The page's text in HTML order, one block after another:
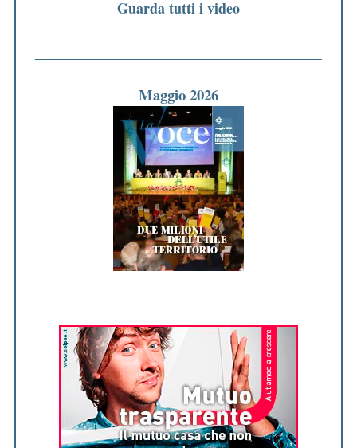
Guarda tutti i video
Maggio 2026